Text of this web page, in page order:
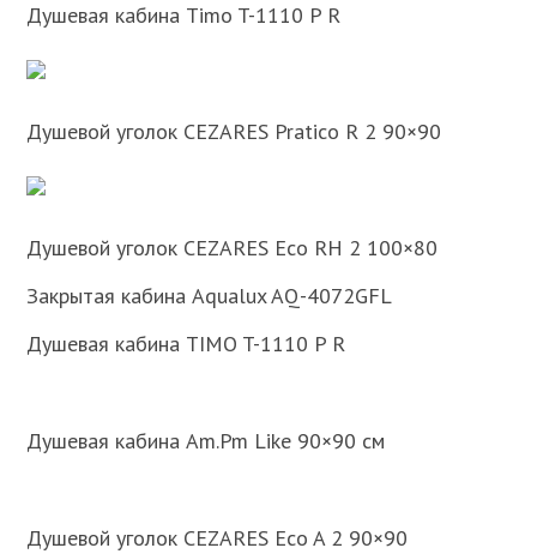
Душевая кабина Timo T-1110 P R
Душевой уголок CEZARES Pratico R 2 90×90
Душевой уголок CEZARES Eco RH 2 100×80
Закрытая кабина Aqualux AQ-4072GFL
Душевая кабина TIMO T-1110 P R
Душевая кабина Am.Pm Like 90×90 см
Душевой уголок CEZARES Eco A 2 90×90